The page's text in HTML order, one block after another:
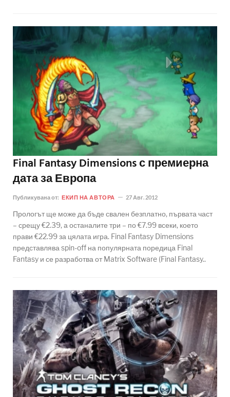
Final Fantasy Dimensions с премиерна
дата за Европа
Публикувана от: ЕКИП НА АВТОРА 27 Авг. 2012
Прологът ще може да бъде свален безплатно, първата част
– срещу €2.39, а останалите три – по €7.99 всеки, което
прави €22.99 за цялата игра. Final Fantasy Dimensions
представлява spin-off на популярната поредица Final
Fantasy и се разработва от Matrix Software (Final Fantasy..